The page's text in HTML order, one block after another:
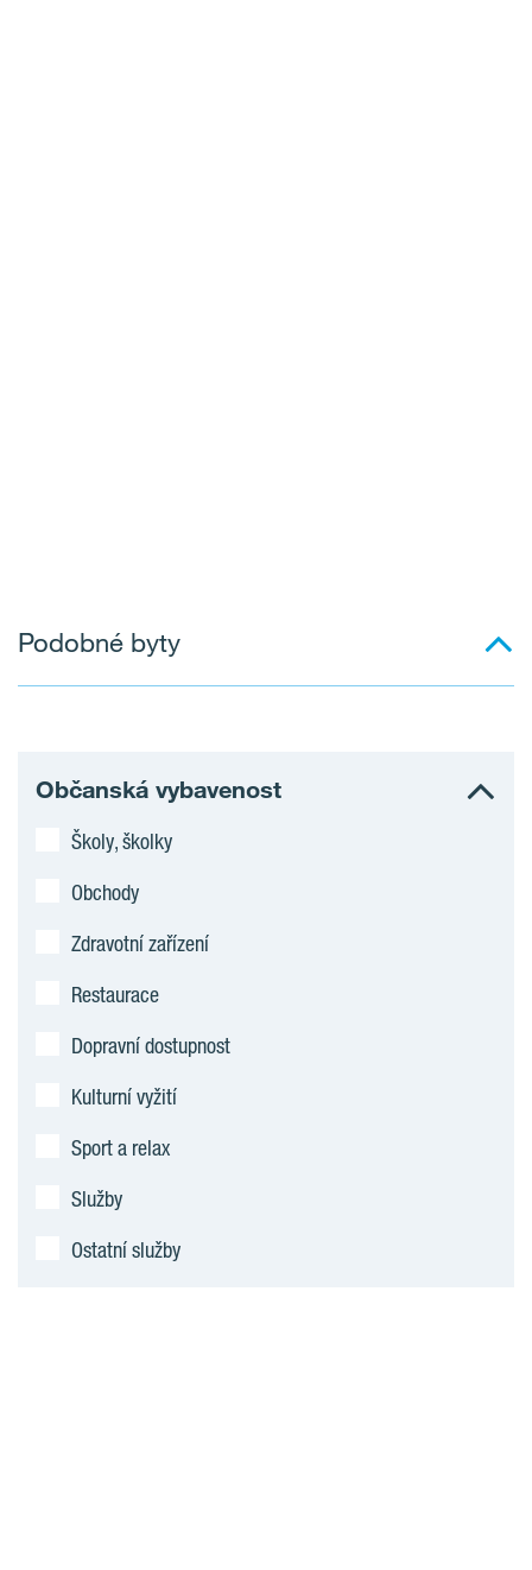
Podobné byty
Občanská vybavenost
Školy, školky
Obchody
Zdravotní zařízení
Restaurace
Dopravní dostupnost
Kulturní vyžití
Sport a relax
Služby
Ostatní služby